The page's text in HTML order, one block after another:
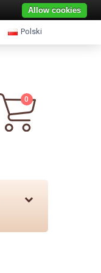
Polski
0
Allow cookies